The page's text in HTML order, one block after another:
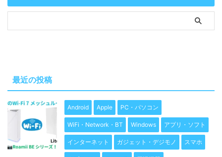
最近の投稿
Android Apple PC・パソコン
WiFi・Network・BT Windows アプリ・ソフト
インターネット ガジェット・デジモノ スマホ